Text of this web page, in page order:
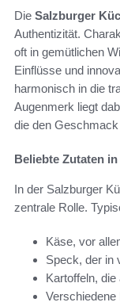
Die Salzburger
Authentizität.
oft in gemütlichen
Einflüsse und
harmonisch in die
Augenmerk liegt
die den
Beliebte Zutaten
In der Salzburger
zentrale Rolle.
Käse, vor
Speck, der in
Kartoffeln,
Verschiedene